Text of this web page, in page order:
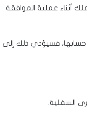
أثناء عملية الموافقة
حسابها، فسيؤدي ذلك إلى
السفلية.